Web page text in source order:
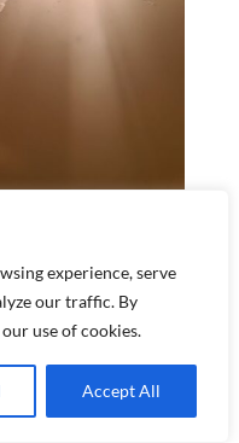
experience, serve
our traffic. By
use of cookies.
Accept All